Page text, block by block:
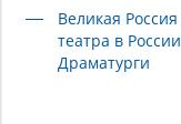
Великая Россия
театра в России
Драматурги